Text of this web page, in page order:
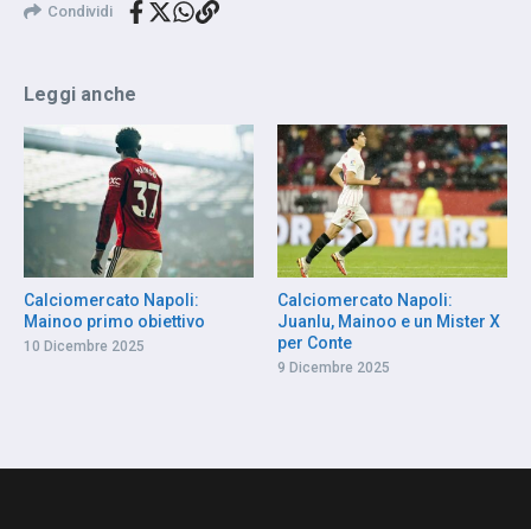
Condividi
Leggi anche
Calciomercato Napoli:
Mainoo primo obiettivo
10 Dicembre 2025
Calciomercato Napoli:
Juanlu, Mainoo e un Mister X
per Conte
9 Dicembre 2025